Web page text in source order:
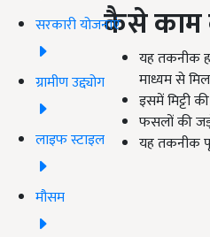
सरकारी योजनाएं
ग्रामीण उद्द्योग
लाइफ स्टाइल
मौसम
कैसे काम
यह तकनीक
माध्यम से
इसमें मिट्टी
फसलों की
यह तकनीक